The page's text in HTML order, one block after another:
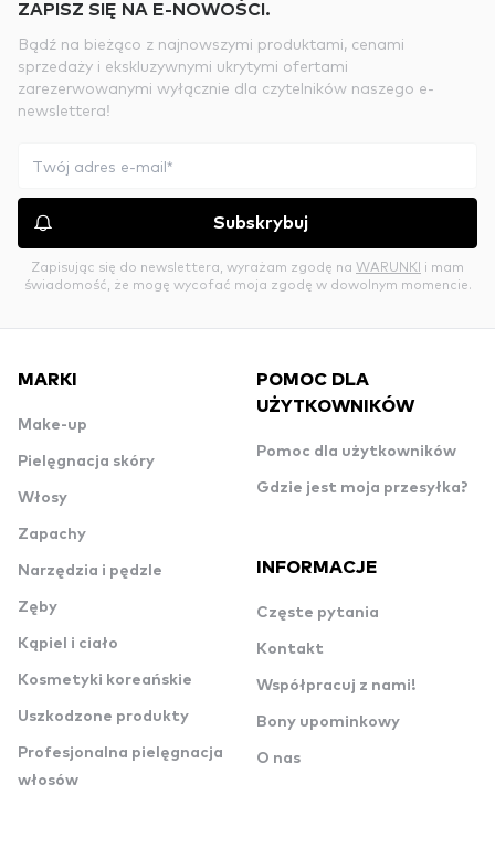
ZAPISZ SIĘ NA E-NOWOŚCI.
Bądź na bieżąco z najnowszymi produktami, cenami
sprzedaży i ekskluzywnymi ukrytymi ofertami
zarezerwowanymi wyłącznie dla czytelników naszego e-
newslettera!
Subskrybuj
Zapisując się do newslettera, wyrażam zgodę na WARUNKI i mam
świadomość, że mogę wycofać moja zgodę w dowolnym momencie.
MARKI
Make-up
Pielęgnacja skóry
Włosy
Zapachy
Narzędzia i pędzle
Zęby
Kąpiel i ciało
Kosmetyki koreańskie
Uszkodzone produkty
Profesjonalna pielęgnacja
włosów
POMOC DLA
UŻYTKOWNIKÓW
Pomoc dla użytkowników
Gdzie jest moja przesyłka?
INFORMACJE
Częste pytania
Kontakt
Współpracuj z nami!
Bony upominkowy
O nas